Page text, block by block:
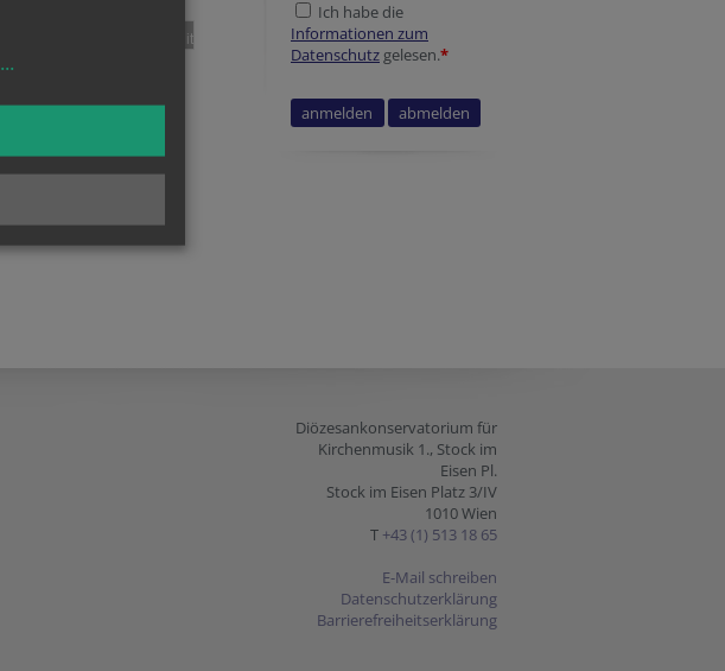
pin it
Ich habe die
Informationen zum
Datenschutz gelesen.*
Diözesankonservatorium für
Kirchenmusik 1., Stock im
Eisen Pl.
Stock im Eisen Platz 3/IV
1010 Wien
T +43 (1) 513 18 65
E-Mail schreiben
Datenschutzerklärung
Barrierefreiheitserklärung
...